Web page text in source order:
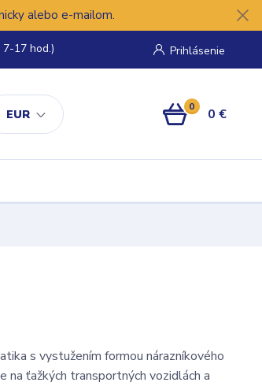
alebo e-mailom.
EUR
Prihlásenie
7-17 hod.)
0 0 €
s vystužením formou nárazníkového
na ťažkých transportných vozidlách a